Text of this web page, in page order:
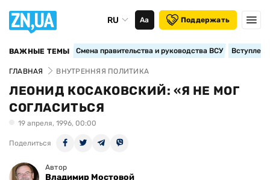
RU Аа Поддержать
ВАЖНЫЕ ТЕМЫ Смена правительства и руководства ВСУ
ГЛАВНАЯ ВНУТРЕННЯЯ ПОЛИТИКА
ЛЕОНИД КОСАКОВСКИЙ: «Я НЕ МОГ
СОГЛАСИТЬСЯ
19 апреля, 1996, 00:00
Поделиться
Автор
Владимир Мостовой